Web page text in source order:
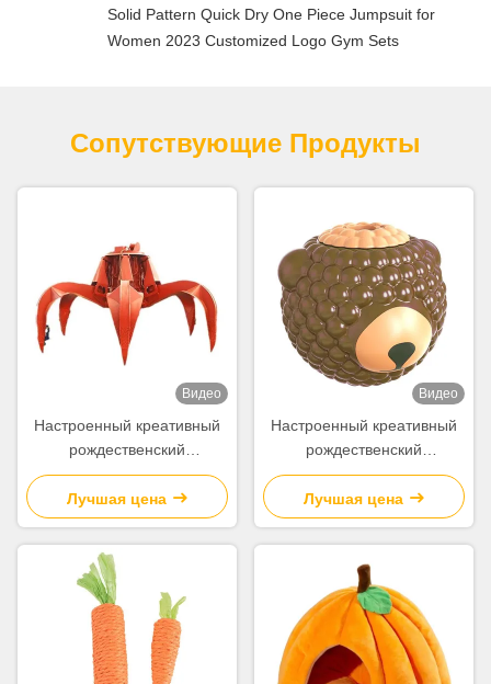
Solid Pattern Quick Dry One Piece Jumpsuit for
Women 2023 Customized Logo Gym Sets
Сопутствующие Продукты
Видео
Настроенный креативный
рождественский
подарочный пакет из
бумажной бумаги с вашим
логотипом для
рождественской
декоративной вечеринки
Лучшая цена
Видео
Настроенный креативный
рождественский
подарочный пакет из
бумажной бумаги с вашим
логотипом для
рождественской
декоративной вечеринки
Лучшая цена